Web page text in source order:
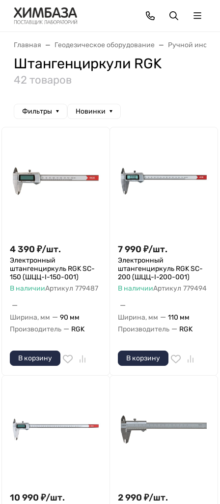
Главная Геодезическое оборудование Ручной
Штангенциркули RGK
42 товаров
Фильтры Новинки
4 390 ₽/шт.
Электронный
штангенциркуль RGK SC-
150 (ШЦЦ-I-150-001)
В наличииАртикул 779487
—
Ширина, мм — 90 мм
Производитель — RGK
В корзину
7 990 ₽/шт.
Электронный
штангенциркуль RGK SC-
200 (ШЦЦ-I-200-001)
В наличииАртикул 779494
—
Ширина, мм — 110 мм
Производитель — RGK
В корзину
10 990 ₽/шт. 2 990 ₽/шт.